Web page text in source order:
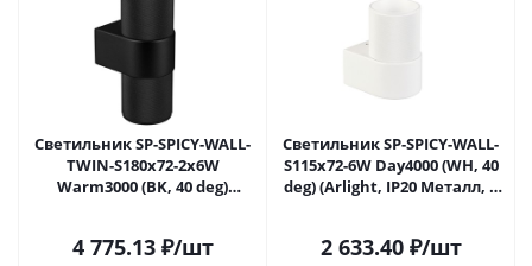
Светильник SP-SPICY-WALL-
TWIN-S180x72-2x6W
Warm3000 (BK, 40 deg)
4 775.13₽/шт
Светильник SP-SPICY-WALL-
S115x72-6W Day4000 (WH, 40
deg) (Arlight, IP20 Металл, 3
2 633.40₽/шт